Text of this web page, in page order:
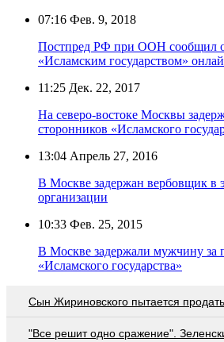
07:16 Фев. 9, 2018
Постпред РФ при ООН сообщил
«Исламским государством»
11:25 Дек. 22, 2017
На северо-востоке Москвы
сторонников «Исламского
13:04 Апрель 27, 2016
В Москве задержан вербовщик в
организации
10:33 Фев. 25, 2015
В Москве задержали мужчину за
«Исламского государства»
Сын Жириновского пытается
"Все решит одно сражение".